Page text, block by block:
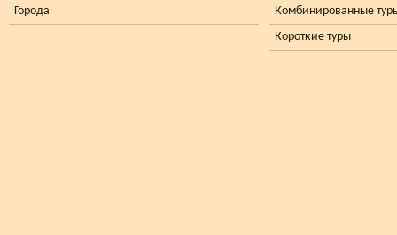
Города
Комбинированные
Короткие туры